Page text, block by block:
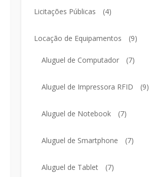
Licitações Públicas (4)
Locação de Equipamentos (9)
Aluguel de Computador (7)
Aluguel de Impressora RFID (9)
Aluguel de Notebook (7)
Aluguel de Smartphone (7)
Aluguel de Tablet (7)